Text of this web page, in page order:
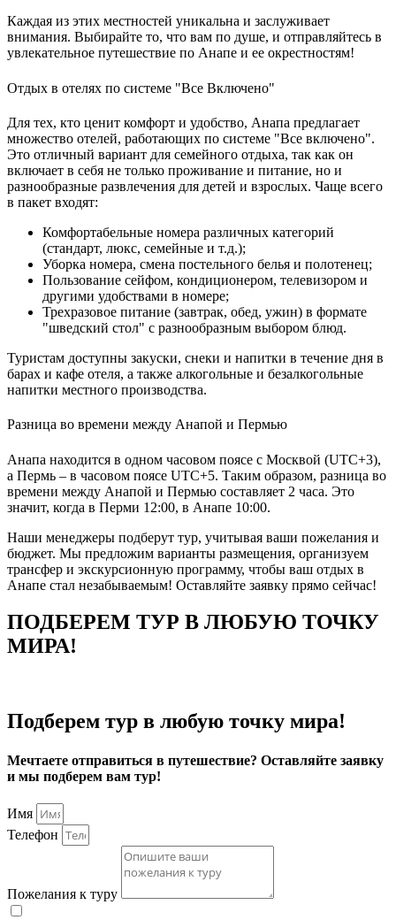
Каждая из этих местностей уникальна и заслуживает
внимания. Выбирайте то, что вам по душе, и отправляйтесь в
увлекательное путешествие по Анапе и ее окрестностям!
Отдых в отелях по системе "Все Включено"
Для тех, кто ценит комфорт и удобство, Анапа предлагает
множество отелей, работающих по системе "Все включено".
Это отличный вариант для семейного отдыха, так как он
включает в себя не только проживание и питание, но и
разнообразные развлечения для детей и взрослых. Чаще всего
в пакет входят:
Комфортабельные номера различных категорий
(стандарт, люкс, семейные и т.д.);
Уборка номера, смена постельного белья и полотенец;
Пользование сейфом, кондиционером, телевизором и
другими удобствами в номере;
Трехразовое питание (завтрак, обед, ужин) в формате
"шведский стол" с разнообразным выбором блюд.
Туристам доступны закуски, снеки и напитки в течение дня в
барах и кафе отеля, а также алкогольные и безалкогольные
напитки местного производства.
Разница во времени между Анапой и Пермью
Анапа находится в одном часовом поясе с Москвой (UTC+3),
а Пермь – в часовом поясе UTC+5. Таким образом, разница во
времени между Анапой и Пермью составляет 2 часа. Это
значит, когда в Перми 12:00, в Анапе 10:00.
Наши менеджеры подберут тур, учитывая ваши пожелания и
бюджет. Мы предложим варианты размещения, организуем
трансфер и экскурсионную программу, чтобы ваш отдых в
Анапе стал незабываемым! Оставляйте заявку прямо сейчас!
ПОДБЕРЕМ ТУР В ЛЮБУЮ ТОЧКУ
МИРА!
Подберем тур в любую точку мира!
Мечтаете отправиться в путешествие? Оставляйте заявку
и мы подберем вам тур!
Имя
Телефон
Пожелания к туру